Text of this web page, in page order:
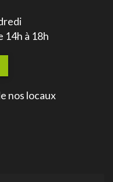
14h à 18h
nos locaux